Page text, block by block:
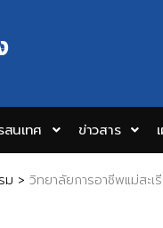
สนเทศ ข่าวสาร
ม > วิทยาลัยการอาชีพแม่สะเรียง